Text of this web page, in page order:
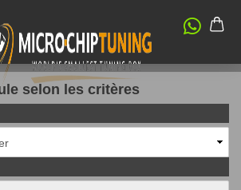
selon les critères